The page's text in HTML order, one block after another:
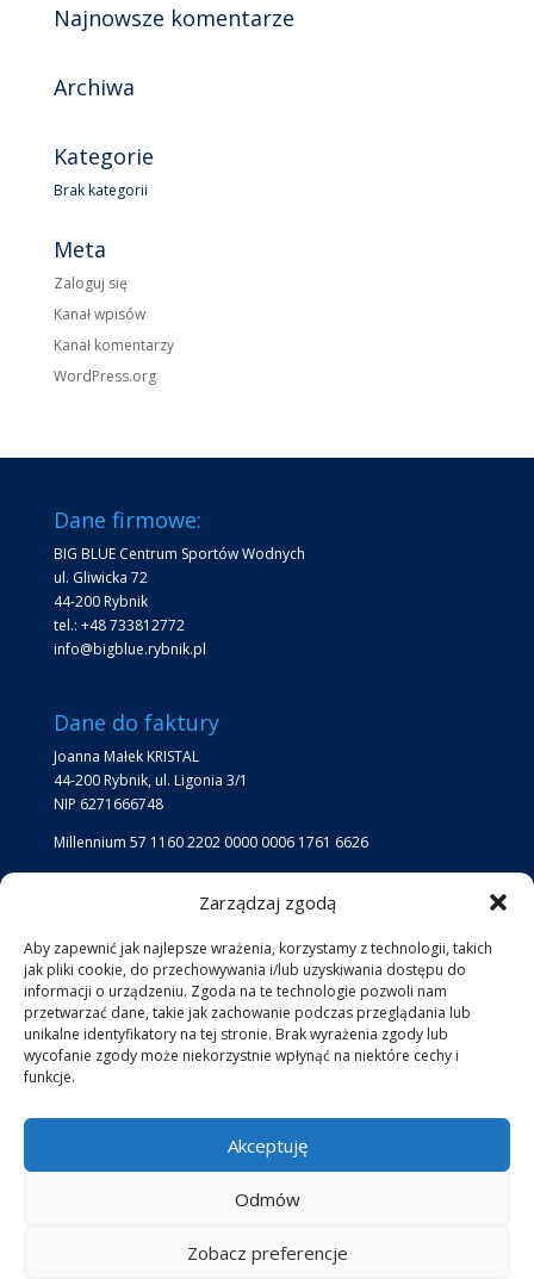
Zarządzaj zgodą
Aby zapewnić jak najlepsze wrażenia, korzystamy z technologii, takich
jak pliki cookie, do przechowywania i/lub uzyskiwania dostępu do
informacji o urządzeniu. Zgoda na te technologie pozwoli nam
przetwarzać dane, takie jak zachowanie podczas przeglądania lub
unikalne identyfikatory na tej stronie. Brak wyrażenia zgody lub
wycofanie zgody może niekorzystnie wpłynąć na niektóre cechy i
funkcje.
Akceptuję
Odmów
Zobacz preferencje
Najnowsze komentarze
Archiwa
Kategorie
Brak kategorii
Meta
Zaloguj się
Kanał wpisów
Kanał komentarzy
WordPress.org
Dane firmowe:
BIG BLUE Centrum Sportów Wodnych
ul. Gliwicka 72
44-200 Rybnik
tel.: +48 733812772
info@bigblue.rybnik.pl
Dane do faktury
Joanna Małek KRISTAL
44-200 Rybnik, ul. Ligonia 3/1
NIP 6271666748
Millennium 57 1160 2202 0000 0006 1761 6626
Lokalizacja Big Blue:
jezioro przy kąpielisku Ruda
Social MediaFacebook
Instagram